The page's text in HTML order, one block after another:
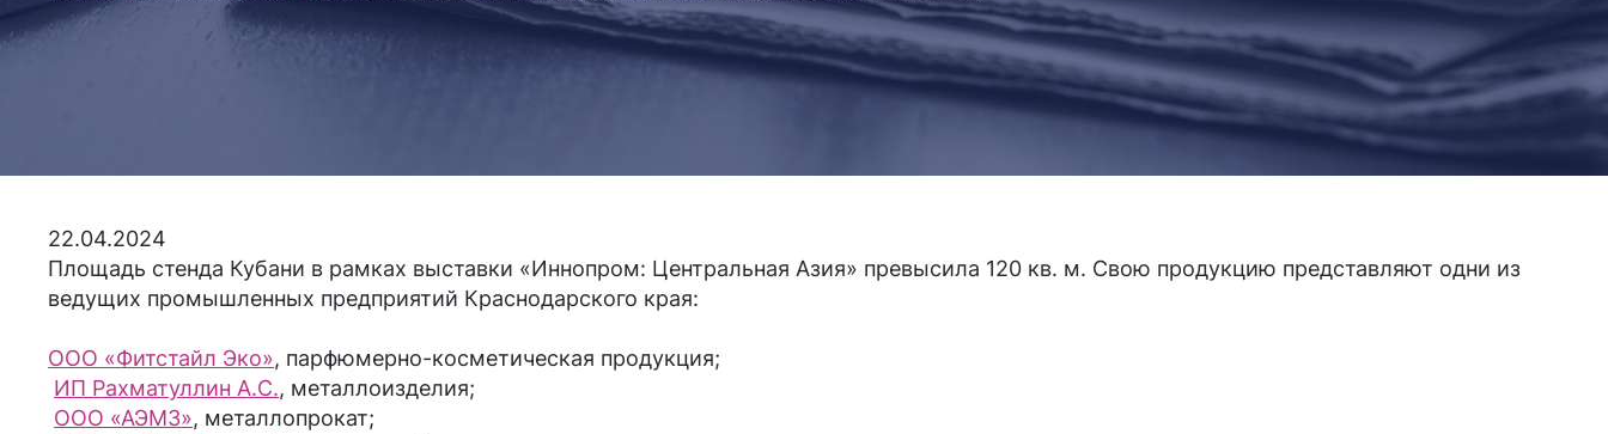
22.04.2024
Площадь стенда Кубани в рамках выставки «Иннопром: Центральная Азия» превысила 120 кв. м. Свою продукцию представляют одни из
ведущих промышленных предприятий Краснодарского края:
ООО «Фитстайл Эко», парфюмерно-косметическая продукция;
ИП Рахматуллин А.С., металлоизделия;
ООО «АЭМЗ», металлопрокат;